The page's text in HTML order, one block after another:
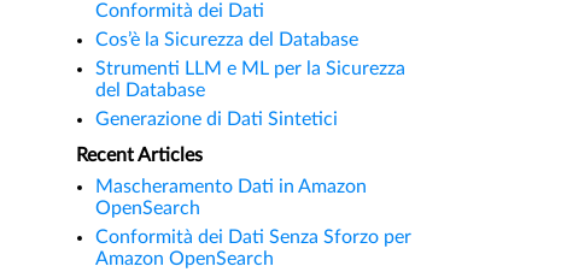
Conformità dei Dati
Cos’è la Sicurezza del Database
Strumenti LLM e ML per la Sicurezza
del Database
Generazione di Dati Sintetici
Recent Articles
Mascheramento Dati in Amazon
OpenSearch
Conformità dei Dati Senza Sforzo per
Amazon OpenSearch